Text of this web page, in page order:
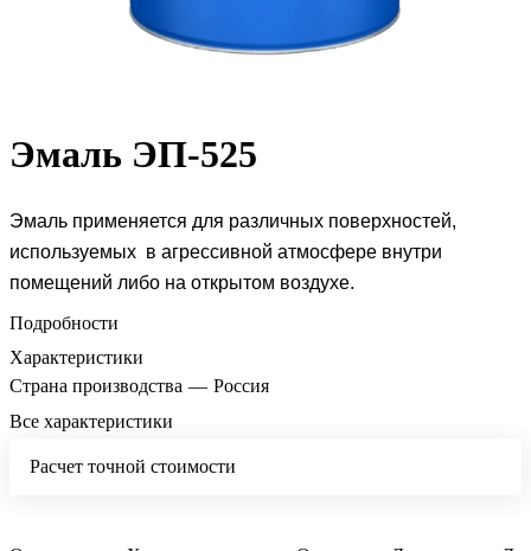
Эмаль ЭП-525
Эмаль применяется для различных поверхностей,
используемых в агрессивной атмосфере внутри
помещений либо на открытом воздухе.
Подробности
Характеристики
Страна производства — Россия
Все характеристики
Расчет точной стоимости